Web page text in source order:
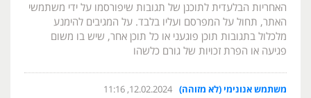
האחריות הבלעדית לתוכנן של תגובות שיפורסמו על ידי משתמשי
האתר, תחול על המפרסם ועליו בלבד. על המגיבים להימנע
מלכלול בתגובות תוכן פוגעני או כל תוכן אחר, שיש בו משום
פגיעה או הפרת זכויות של גורם כלשהו
משתמש אנונימי (לא מזוהה)
12.02.2024, 11:16